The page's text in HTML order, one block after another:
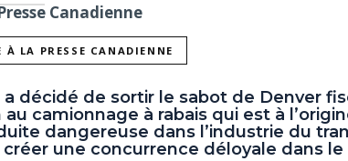
Canadienne
À LA PRESSE CANADIENNE
décidé de sortir le sabot de Denver
au camionnage à rabais qui est à
dangereuse dans l’industrie du
une concurrence déloyale dans